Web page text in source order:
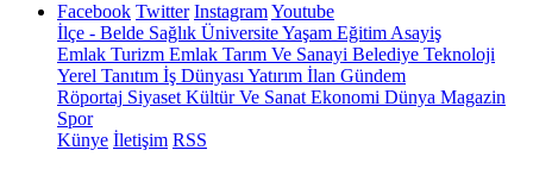
Facebook Twitter InstagramYoutube
İlçe - Belde Sağlık ÜniversiteYaşam Eğitim Asayiş
Emlak Turizm Emlak Tarım Ve Sanayi Belediye Teknoloji
Yerel Tanıtım İş Dünyası Yatırım İlan Gündem
Röportaj Siyaset Kültür Ve Sanat Ekonomi Dünya Magazin
Spor
Künye İletişim RSS